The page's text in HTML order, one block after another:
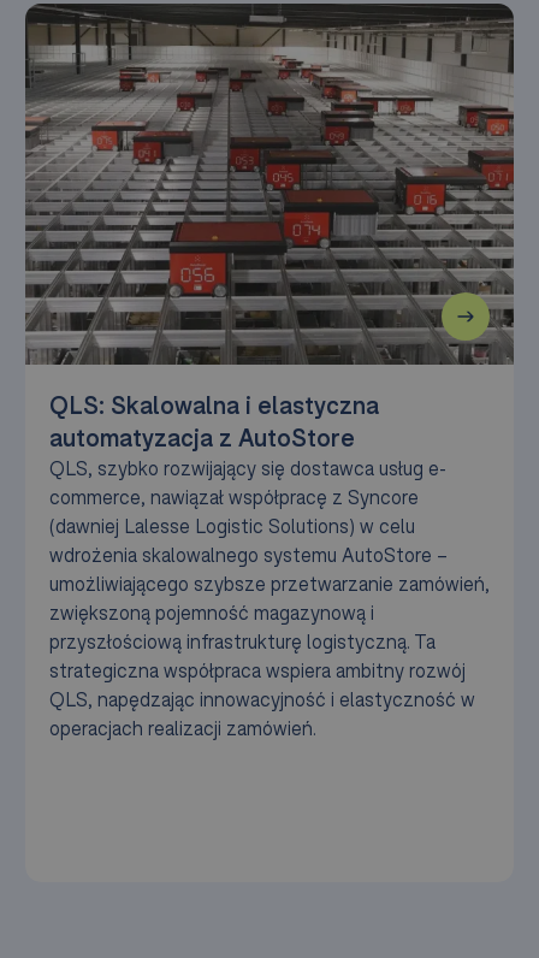
QLS: Skalowalna i elastyczna
automatyzacja z AutoStore
QLS, szybko rozwijający się dostawca usług e-
commerce, nawiązał współpracę z Syncore
(dawniej Lalesse Logistic Solutions) w celu
wdrożenia skalowalnego systemu AutoStore –
umożliwiającego szybsze przetwarzanie zamówień,
zwiększoną pojemność magazynową i
przyszłościową infrastrukturę logistyczną. Ta
strategiczna współpraca wspiera ambitny rozwój
QLS, napędzając innowacyjność i elastyczność w
operacjach realizacji zamówień.